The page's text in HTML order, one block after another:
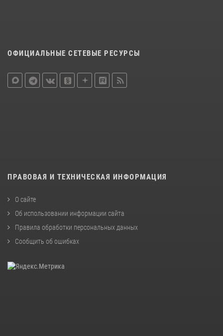
ОФИЦИАЛЬНЫЕ СЕТЕВЫЕ РЕСУРСЫ
ПРАВОВАЯ И ТЕХНИЧЕСКАЯ ИНФОРМАЦИЯ
О сайте
Об использовании информации сайта
Правила обработки персональных данных
Сообщить об ошибках